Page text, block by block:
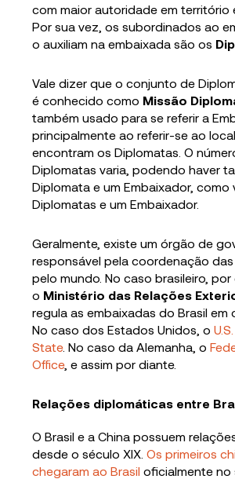
com maior autoridade em território
Por sua vez, os subordinados ao
o auxiliam na embaixada são os
Vale dizer que o conjunto de
é conhecido como Missão
também usado para se referir a
principalmente ao referir-se ao
encontram os Diplomatas. O
Diplomatas varia, podendo haver
Diplomata e um Embaixador, como
Diplomatas e um Embaixador.
Geralmente, existe um órgão de
responsável pela coordenação das
pelo mundo. No caso brasileiro, por
o Ministério das Relações
regula as embaixadas do Brasil em
No caso dos Estados Unidos, o
State. No caso da Alemanha, o
Office, e assim por diante.
Relações diplomáticas entre
O Brasil e a China possuem
desde o século XIX.Os primeiros
chegaram ao Brasil oficialmente no